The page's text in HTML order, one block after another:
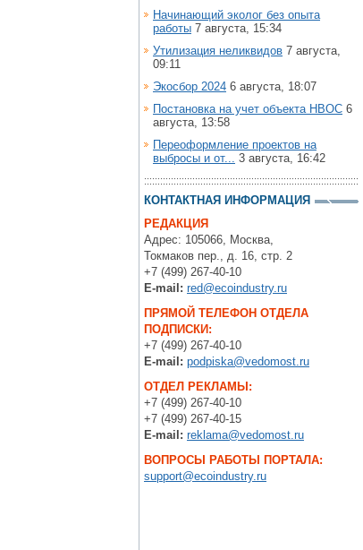
Начинающий эколог без опыта
работы 7 августа, 15:34
Утилизация неликвидов 7 августа,
09:11
Экосбор 2024 6 августа, 18:07
Постановка на учет объекта НВОС 6
августа, 13:58
Переоформление проектов на
выбросы и от... 3 августа, 16:42
КОНТАКТНАЯ ИНФОРМАЦИЯ
РЕДАКЦИЯ
Адрес: 105066, Москва,
Токмаков пер., д. 16, стр. 2
+7 (499) 267-40-10
E-mail: red@ecoindustry.ru
ПРЯМОЙ ТЕЛЕФОН ОТДЕЛА
ПОДПИСКИ:
+7 (499) 267-40-10
E-mail: podpiska@vedomost.ru
ОТДЕЛ РЕКЛАМЫ:
+7 (499) 267-40-10
+7 (499) 267-40-15
E-mail: reklama@vedomost.ru
ВОПРОСЫ РАБОТЫ ПОРТАЛА:
support@ecoindustry.ru